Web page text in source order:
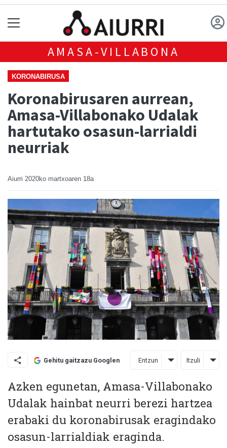
AMASA-VILLABONA
KORONABIRUSA
Koronabirusaren aurrean,
Amasa-Villabonako Udalak
hartutako osasun-larrialdi
neurriak
Aiurri 2020ko martxoaren 18a
Gehitu gaitzazu Googlen Entzun Itzuli
Azken egunetan, Amasa-Villabonako
Udalak hainbat neurri berezi hartzea
erabaki du koronabirusak eragindako
osasun-larrialdiak eraginda.